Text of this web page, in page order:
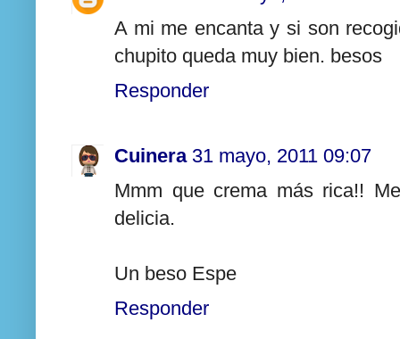
A mi me encanta y si son
chupito queda muy bien. besos
Responder
Cuinera 31 mayo, 2011 09:07
Mmm que crema más rica!!
delicia.
Un beso Espe
Responder